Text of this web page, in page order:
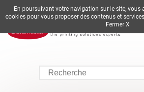
En poursuivant votre navigation sur le site, vous
cookies pour vous proposer des contenus et
Fermer X